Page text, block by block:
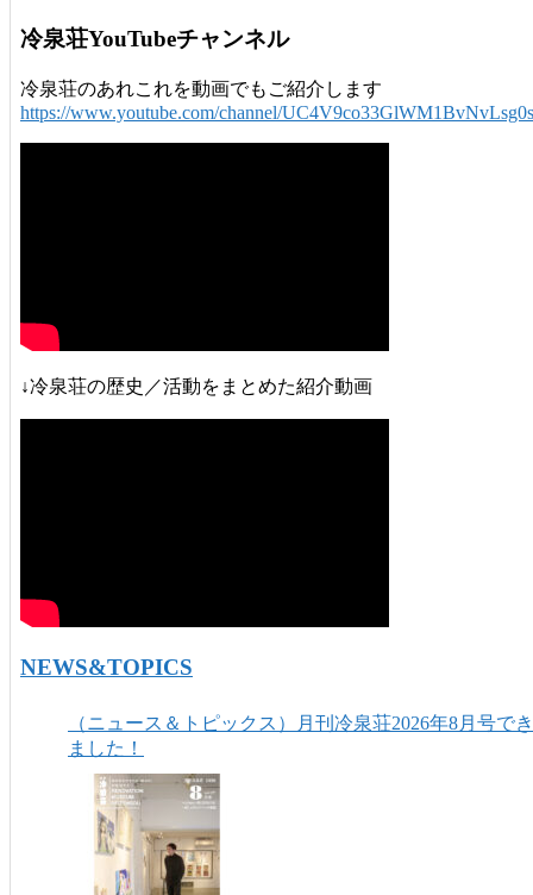
冷泉荘YouTubeチャンネル
冷泉荘のあれこれを動画でもご紹介します
https://www.youtube.com/channel/
↓冷泉荘の歴史／活動をまとめた紹介動画
NEWS&TOPICS
（ニュース＆トピックス）月刊冷泉荘2026年8月号でき
ました！